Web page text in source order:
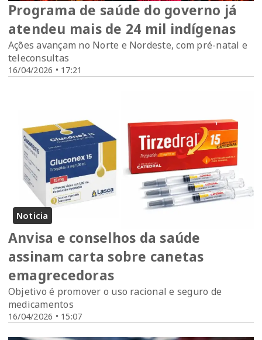
16/04/2026 • 17:21
Programa de saúde do governo já
atendeu mais de 24 mil indígenas
Ações avançam no Norte e Nordeste, com pré-natal e
teleconsultas
Noticia
16/04/2026 • 15:07
Anvisa e conselhos da saúde
assinam carta sobre canetas
emagrecedoras
Objetivo é promover o uso racional e seguro de
medicamentos